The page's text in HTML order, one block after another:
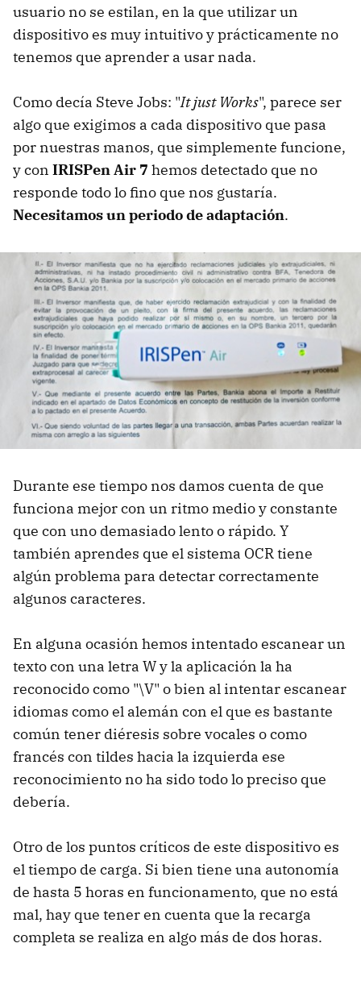
usuario no se estilan, en la que utilizar un
dispositivo es muy intuitivo y prácticamente no
tenemos que aprender a usar nada.
Como decía Steve Jobs: "It just Works", parece ser
algo que exigimos a cada dispositivo que pasa
por nuestras manos, que simplemente funcione,
y con IRISPen Air 7 hemos detectado que no
responde todo lo fino que nos gustaría.
Necesitamos un periodo de adaptación.
Durante ese tiempo nos damos cuenta de que
funciona mejor con un ritmo medio y constante
que con uno demasiado lento o rápido. Y
también aprendes que el sistema OCR tiene
algún problema para detectar correctamente
algunos caracteres.
En alguna ocasión hemos intentado escanear un
texto con una letra W y la aplicación la ha
reconocido como "\V" o bien al intentar escanear
idiomas como el alemán con el que es bastante
común tener diéresis sobre vocales o como
francés con tildes hacia la izquierda ese
reconocimiento no ha sido todo lo preciso que
debería.
Otro de los puntos críticos de este dispositivo es
el tiempo de carga. Si bien tiene una autonomía
de hasta 5 horas en funcionamento, que no está
mal, hay que tener en cuenta que la recarga
completa se realiza en algo más de dos horas.